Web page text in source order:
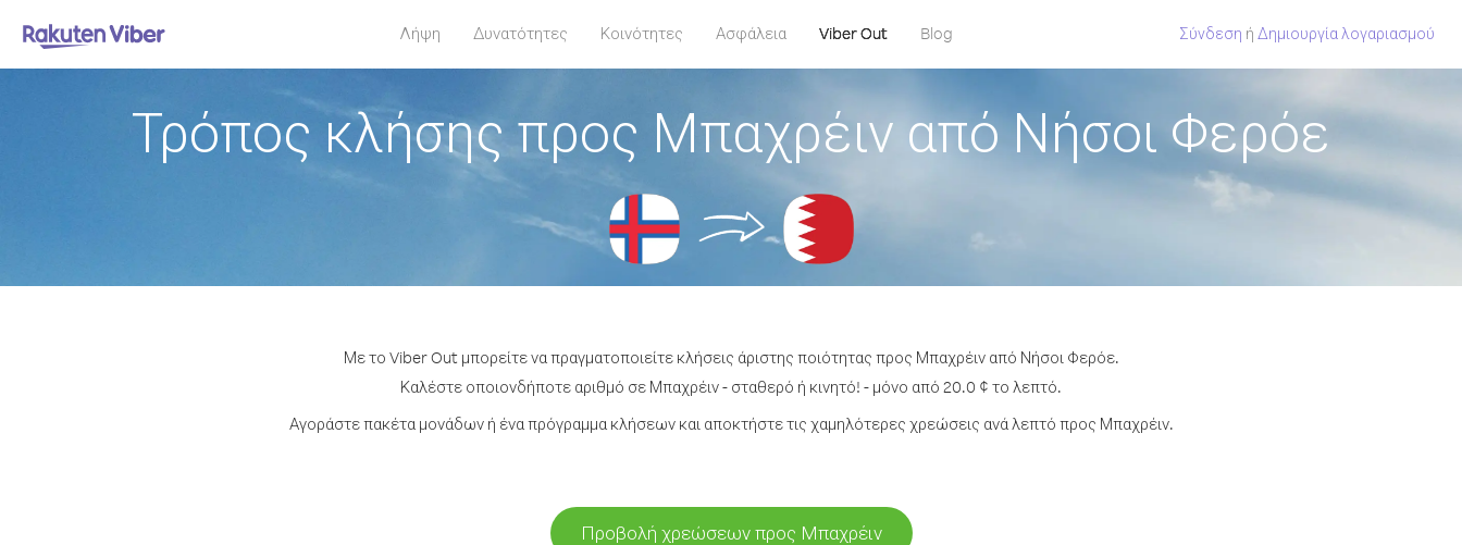
Λήψη Δυνατότητες Κοινότητες Ασφάλεια Viber Out Blog Σύνδεση ή Δημιουργία λογαριασμού
Τρόπος κλήσης προς Μπαχρέιν από Νήσοι Φερόε
Με το Viber Out μπορείτε να πραγματοποιείτε κλήσεις άριστης ποιότητας προς Μπαχρέιν από Νήσοι Φερόε.
Καλέστε οποιονδήποτε αριθμό σε Μπαχρέιν - σταθερό ή κινητό! - μόνο από 20.0 ¢ το λεπτό.
Αγοράστε πακέτα μονάδων ή ένα πρόγραμμα κλήσεων και αποκτήστε τις χαμηλότερες χρεώσεις ανά λεπτό προς Μπαχρέιν.
Προβολή χρεώσεων προς Μπαχρέιν